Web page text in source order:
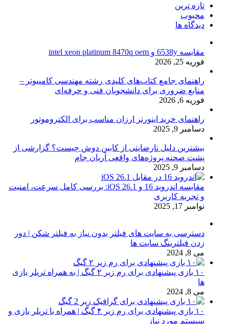
تازه ترین
محبوب
دیدگاه ها
مقایسه 6538y و intel xeon platinum 8470q oem
فوریه 25, 2026
راهنمای جامع کتاب‌های کلیدی رشته مهندسی کامپیوتر –
منابع ضروری برای دانشجویان فنی و حرفه‌ای
فوریه 6, 2026
راهنمای خرید اینورتر ارزان مناسب برای الکتروموتور
دسامبر 9, 2025
بیشترین دلیل نارضایتی از کابین دوش چیست؟ گزارشی از
پشت صحنه پروژه‌های واقعی آریان جام
دسامبر 9, 2025
مقایسه اندروید 16 و iOS 26.1: بررسی کامل سرعت، امنیت
و تجربه کاربری
نوامبر 17, 2025
دسترسی به سایت های فیلتر بدون نیاز به فیلتر شکن | دور
زدن فیلترینگ سایت ها
می 8, 2024
۱۰ بازی پیشنهادی برای رم زیر ۲ گیگ | به همراه تریلر بازی
ها
می 8, 2024
۱۰ بازی پیشنهادی برای رم زیر ۴ گیگ | همراه با تریلر بازی و
سیستم مورد نیاز